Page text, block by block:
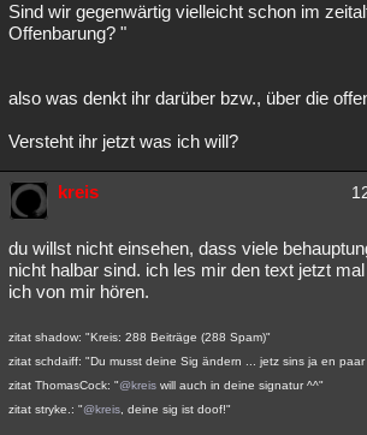
Sind wir gegenwärtig vielleicht schon im
Offenbarung? "
also was denkt ihr darüber bzw., über die
Versteht ihr jetzt was ich will?
kreis
du willst nicht einsehen, dass viele
nicht halbar sind. ich les mir den text jetzt
ich von mir hören.
zitat shadow: "Kreis: 288 Beiträge (288 Spam)"
zitat schdaiff: "Du musst deine Sig ändern ... jetz sins ja en paar
zitat ThomasCock: "@kreis will auch in deine signatur ^^"
zitat stryke.: "@kreis , deine sig ist doof!"